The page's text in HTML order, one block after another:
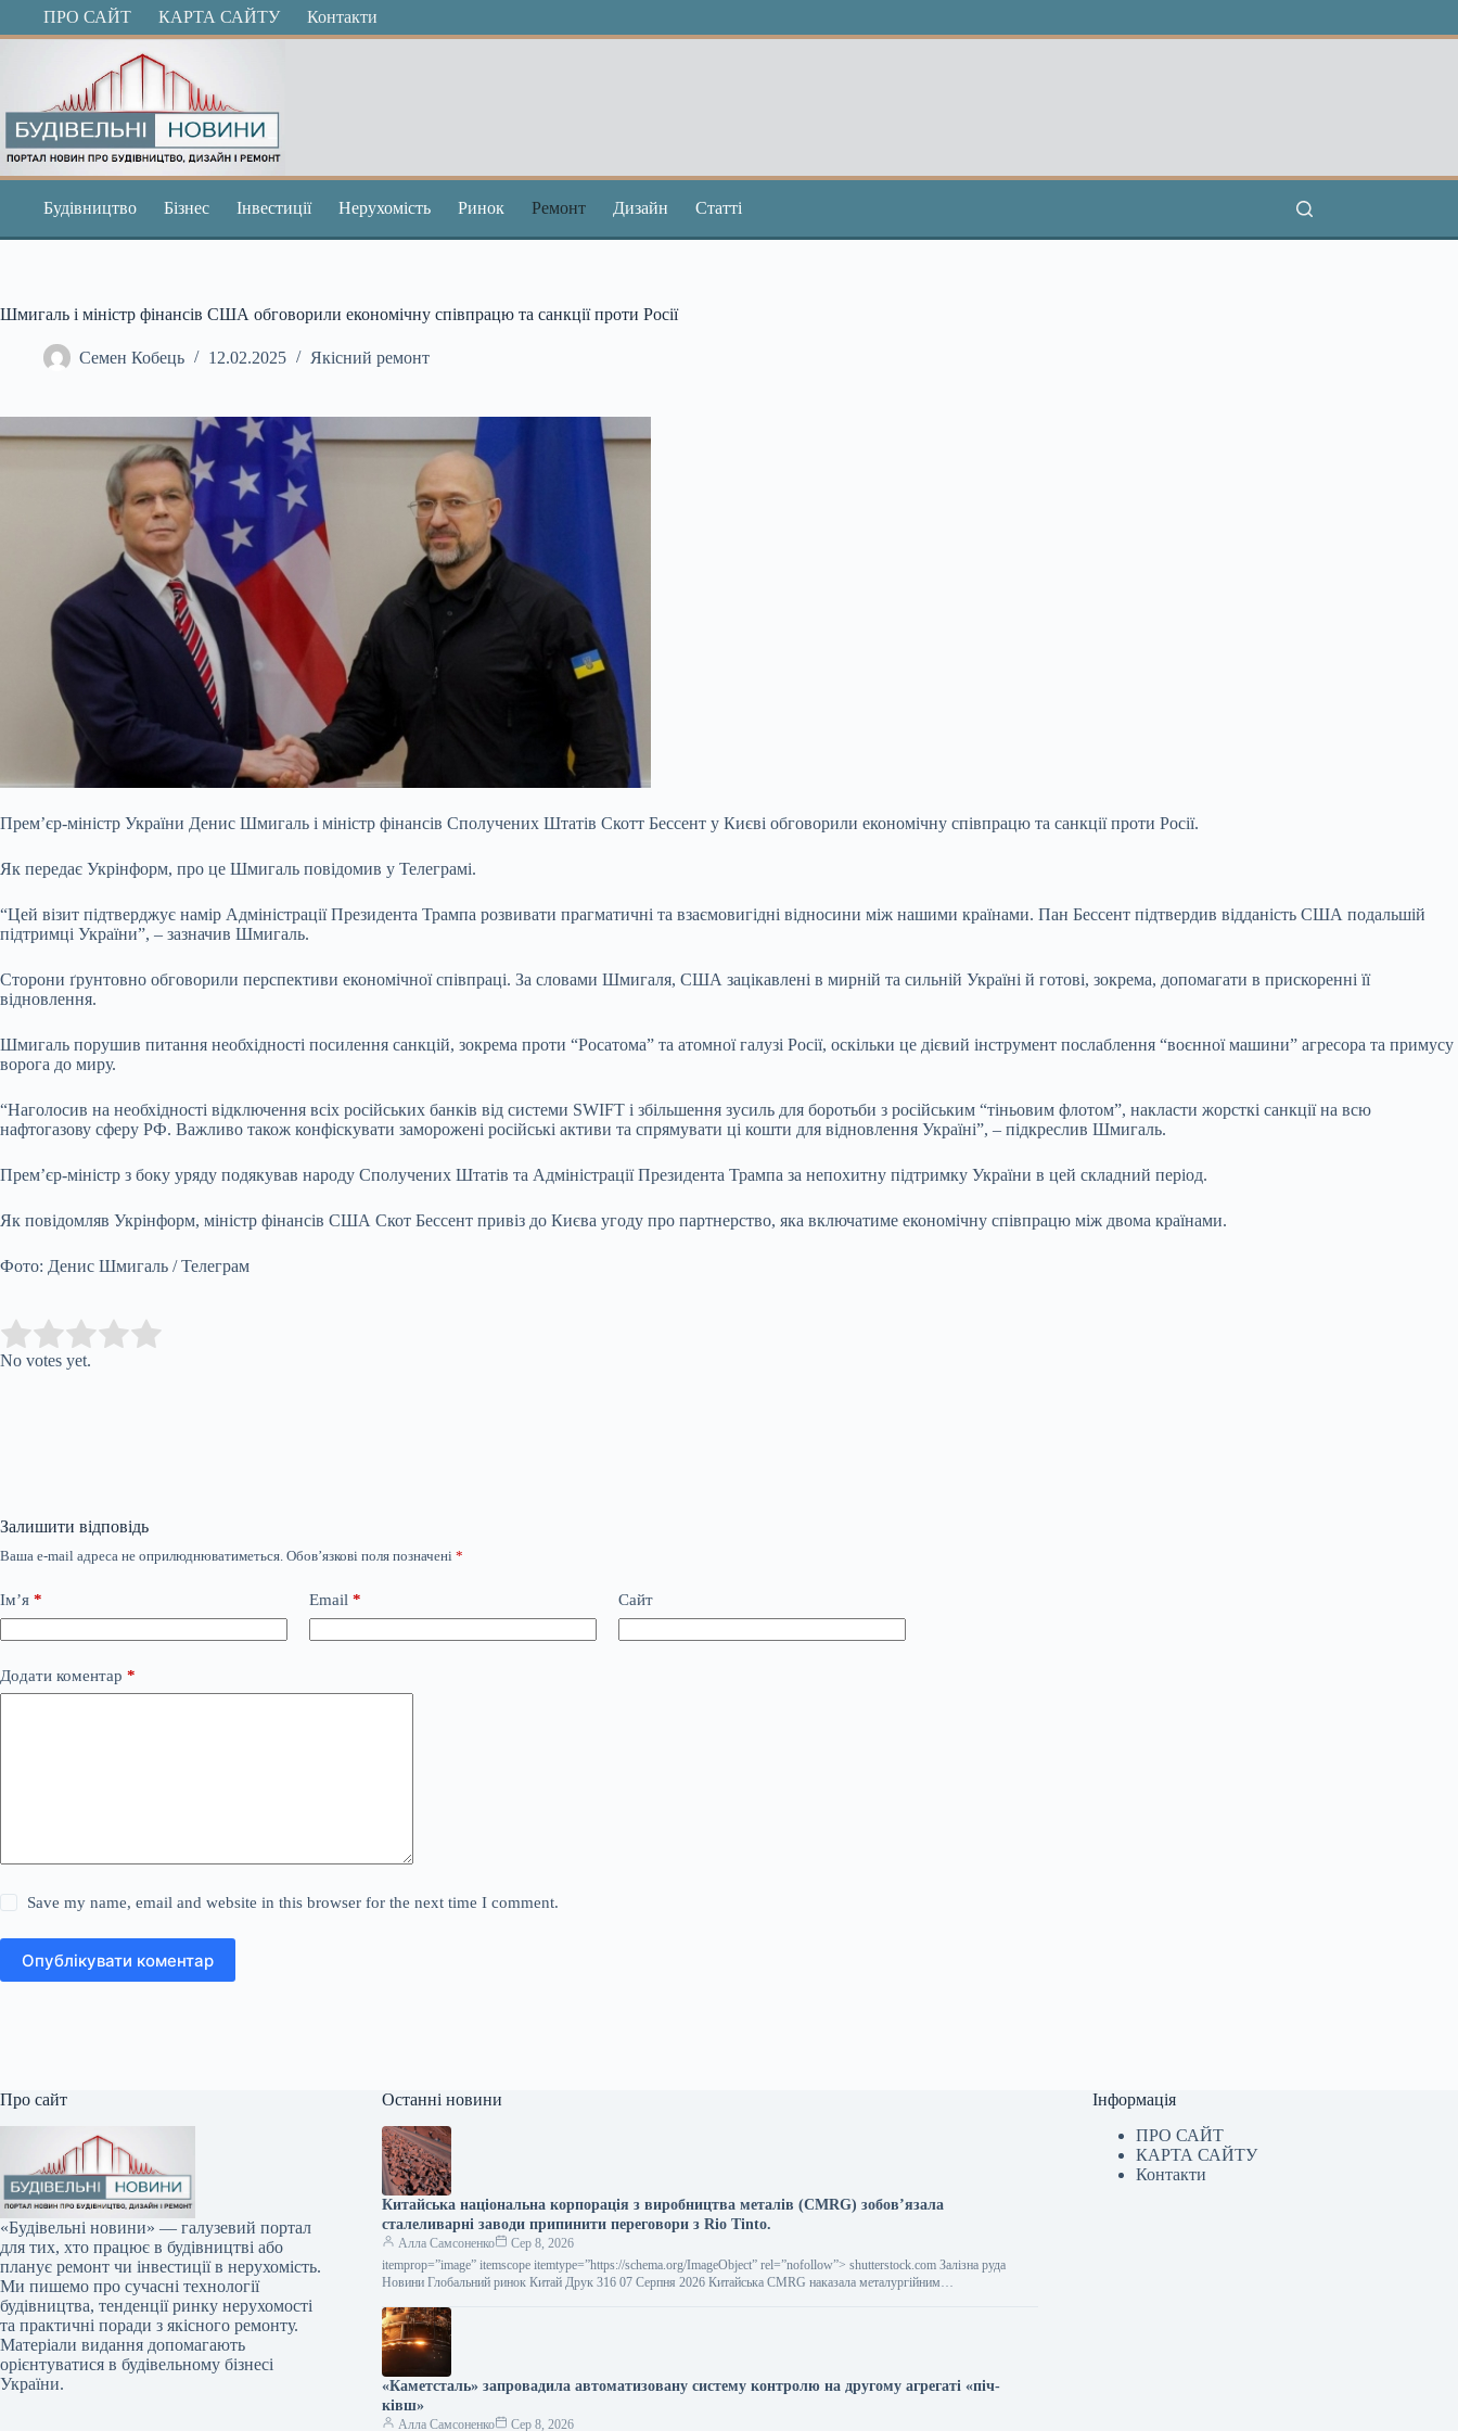
ПерейтиПРО САЙТ КАРТА САЙТУ Контакти
Будівництво Бізнес Інвестиції Нерухомість Ринок Ремонт Дизайн Статті
Шмигаль і міністр фінансів США обговорили економічну співпрацю та санкції проти Росії
Семен Кобець 12.02.2025 Якісний ремонт
Прем’єр-міністр України Денис Шмигаль і міністр фінансів Сполучених Штатів Скотт Бессент у Києві обговорили економічну співпрацю та санкції проти Росії.
Як передає Укрінформ, про це Шмигаль повідомив у Телеграмі.
“Цей візит підтверджує намір Адміністрації Президента Трампа розвивати прагматичні та взаємовигідні відносини між нашими країнами. Пан Бессент підтвердив відданість США подальшій
підтримці України”, – зазначив Шмигаль.
Сторони ґрунтовно обговорили перспективи економічної співпраці. За словами Шмигаля, США зацікавлені в мирній та сильній Україні й готові, зокрема, допомагати в прискоренні її
відновлення.
Шмигаль порушив питання необхідності посилення санкцій, зокрема проти “Росатома” та атомної галузі Росії, оскільки це дієвий інструмент послаблення “воєнної машини” агресора та примусу
ворога до миру.
“Наголосив на необхідності відключення всіх російських банків від системи SWIFT і збільшення зусиль для боротьби з російським “тіньовим флотом”, накласти жорсткі санкції на всю
нафтогазову сферу РФ. Важливо також конфіскувати заморожені російські активи та спрямувати ці кошти для відновлення Україні”, – підкреслив Шмигаль.
Прем’єр-міністр з боку уряду подякував народу Сполучених Штатів та Адміністрації Президента Трампа за непохитну підтримку України в цей складний період.
Як повідомляв Укрінформ, міністр фінансів США Скот Бессент привіз до Києва угоду про партнерство, яка включатиме економічну співпрацю між двома країнами.
Фото: Денис Шмигаль / Телеграм
Rate this item:
No votes yet.
Залишити відповідь
Ваша e-mail адреса не оприлюднюватиметься. Обов’язкові поля позначені *
Ім’я * Email * Сайт
Додати коментар *
Save my name, email and website in this browser for the next time I comment.
Опублікувати коментар
Про сайт
«Будівельні новини» — галузевий портал
для тих, хто працює в будівництві або
планує ремонт чи інвестиції в нерухомість.
Ми пишемо про сучасні технології
будівництва, тенденції ринку нерухомості
та практичні поради з якісного ремонту.
Матеріали видання допомагають
орієнтуватися в будівельному бізнесі
України.
Останні новини
Китайська національна корпорація з виробництва металів (CMRG) зобов’язала
сталеливарні заводи припинити переговори з Rio Tinto.
Алла Самсоненко
Сер 8, 2026
itemprop=”image” itemscope itemtype=”https://schema.org/ImageObject” rel=”nofollow”> shutterstock.com Залізна руда
Новини Глобальний ринок Китай Друк 316 07 Серпня 2026 Китайська CMRG наказала металургійним…
«Каметсталь» запровадила автоматизовану систему контролю на другому агрегаті «піч-
ківш»
Алла Самсоненко Сер 8, 2026
Інформація
ПРО САЙТ
КАРТА САЙТУ
Контакти